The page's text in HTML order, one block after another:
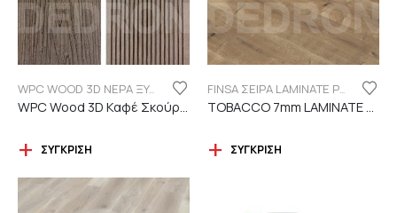
WPC WOOD 3D ΝΕΡΑ ΞΥΛΟΥ
ΣΎΓΚΡΙΣΗ
FINSA ΣΕΙΡΑ LAMINATE PUREFLOOR 7MM
ΣΎΓΚΡΙΣΗ